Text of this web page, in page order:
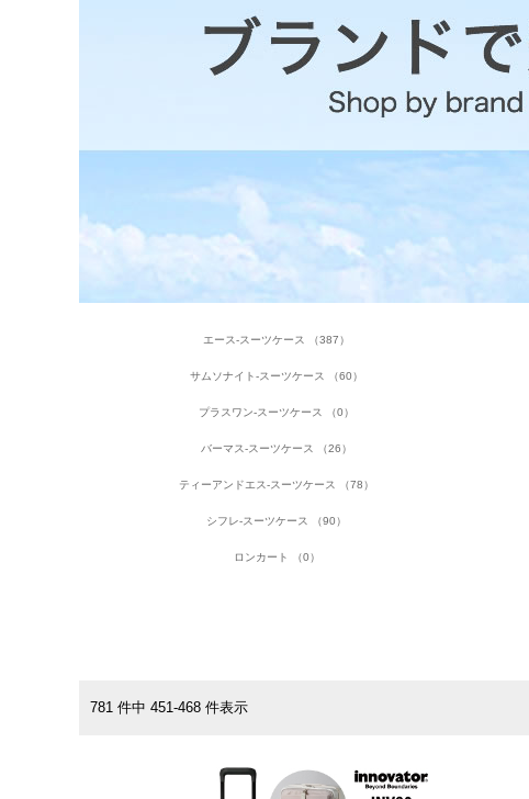
エース-スーツケース （387）
サムソナイト-スーツケース （60）
プラスワン-スーツケース （0）
バーマス-スーツケース （26）
ティーアンドエス-スーツケース （78）
シフレ-スーツケース （90）
ロンカート （0）
781 件中 451-468 件表示